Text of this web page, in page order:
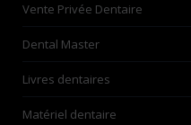
Vente Privée Dentaire
Dental Master
Livres dentaires
Matériel dentaire